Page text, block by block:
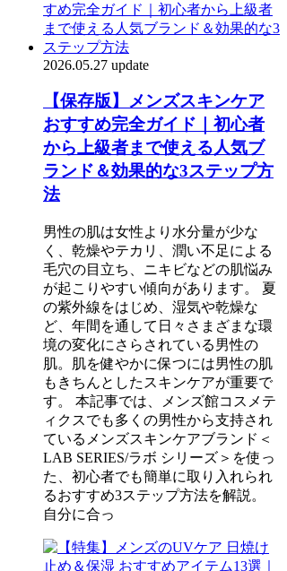
2026.05.27 update
【保存版】メンズスキンケア
おすすめ完全ガイド｜初心者
から上級者まで使える人気ブ
ランド＆効果的な3ステップ方
法
男性の肌は女性より水分量が少な
く、乾燥やテカリ、潤い不足による
毛穴の目立ち、ニキビなどの肌悩み
が起こりやすい傾向があります。 夏
の紫外線をはじめ、湿気や乾燥な
ど、年間を通して日々さまざまな環
境の変化にさらされている男性の
肌。肌を健やかに保つには男性の肌
もきちんとしたスキンケアが重要で
す。 本記事では、メンズ館コスメテ
ィクスでも多くの男性から支持され
ているメンズスキンケアブランド＜
LAB SERIES/ラボ シリーズ＞を使っ
た、初心者でも簡単に取り入れられ
るおすすめ3ステップ方法を解説。
自分に合っ